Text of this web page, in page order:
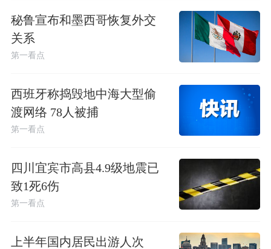
秘鲁宣布和墨西哥恢复外交
关系
第一看点
西班牙称捣毁地中海大型偷
渡网络 78人被捕
第一看点
四川宜宾市高县4.9级地震已
致1死6伤
第一看点
上半年国内居民出游人次